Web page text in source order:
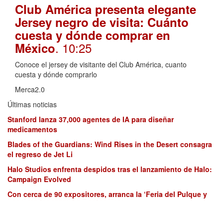
Club América presenta elegante
Jersey negro de visita: Cuánto
cuesta y dónde comprar en
México. 10:25
Conoce el jersey de visitante del Club América, cuanto
cuesta y dónde comprarlo
Merca2.0
Últimas noticias
Stanford lanza 37,000 agentes de IA para diseñar
medicamentos
Blades of the Guardians: Wind Rises in the Desert consagra
el regreso de Jet Li
Halo Studios enfrenta despidos tras el lanzamiento de Halo:
Campaign Evolved
Con cerca de 90 expositores, arranca la ‘Feria del Pulque y